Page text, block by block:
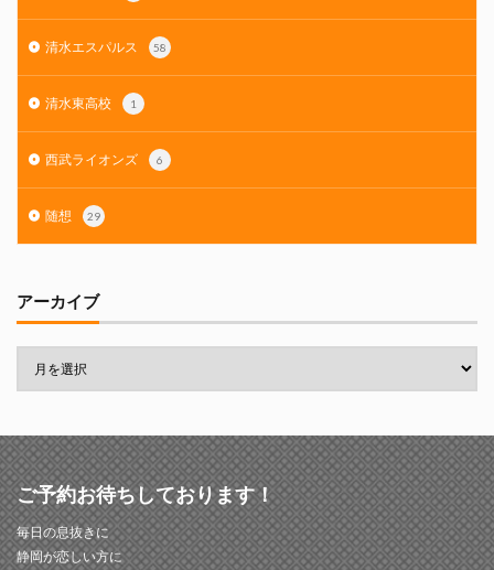
清水エスパルス 58
清水東高校 1
西武ライオンズ 6
随想 29
アーカイブ
ご予約お待ちしております！
毎日の息抜きに
静岡が恋しい方に